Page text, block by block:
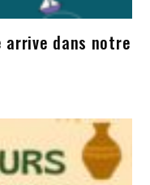
arrive dans notre